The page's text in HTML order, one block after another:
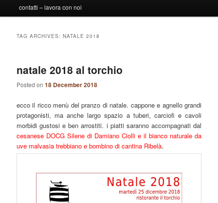
contatti – lavora con noi
TAG ARCHIVES:NATALE 2018
natale 2018 al torchio
Posted on18 December 2018
ecco il ricco menù del pranzo di natale. cappone e agnello grandi
protagonisti, ma anche largo spazio a tuberi, carciofi e cavoli
morbidi gustosi e ben arrostiti. i piatti saranno accompagnati dal
cesanese DOCG Silene di Damiano Ciolli e il bianco naturale da
uve malvasia trebbiano e bombino di cantina Ribelà.